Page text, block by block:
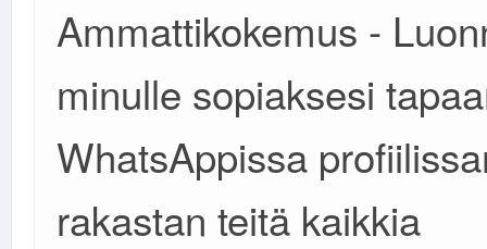
Ammattikokemus -
minulle sopiaksesi
WhatsAppissa
rakastan teitä kaikkia